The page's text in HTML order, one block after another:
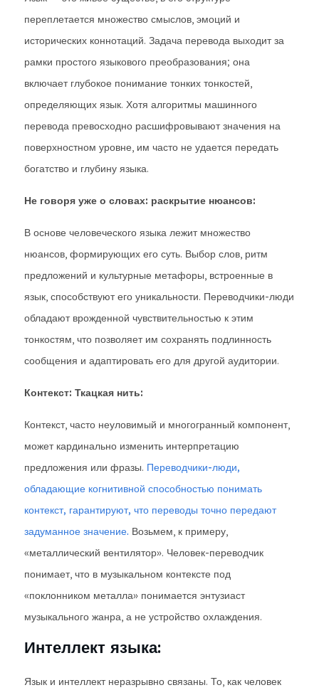
переплетается множество смыслов, эмоций и
исторических коннотаций. Задача перевода выходит за
рамки простого языкового преобразования; она
включает глубокое понимание тонких тонкостей,
определяющих язык. Хотя алгоритмы машинного
перевода превосходно расшифровывают значения на
поверхностном уровне, им часто не удается передать
богатство и глубину языка.
Не говоря уже о словах: раскрытие нюансов:
В основе человеческого языка лежит множество
нюансов, формирующих его суть. Выбор слов, ритм
предложений и культурные метафоры, встроенные в
язык, способствуют его уникальности. Переводчики-люди
обладают врожденной чувствительностью к этим
тонкостям, что позволяет им сохранять подлинность
сообщения и адаптировать его для другой аудитории.
Контекст: Ткацкая нить:
Контекст, часто неуловимый и многогранный компонент,
может кардинально изменить интерпретацию
предложения или фразы. Переводчики-люди,
обладающие когнитивной способностью понимать
контекст, гарантируют, что переводы точно передают
задуманное значение. Возьмем, к примеру,
«металлический вентилятор». Человек-переводчик
понимает, что в музыкальном контексте под
«поклонником металла» понимается энтузиаст
музыкального жанра, а не устройство охлаждения.
Интеллект языка:
Язык и интеллект неразрывно связаны. То, как человек